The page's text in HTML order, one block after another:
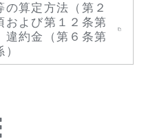
算定方法（第２
および第１２条第
約金（第６条第